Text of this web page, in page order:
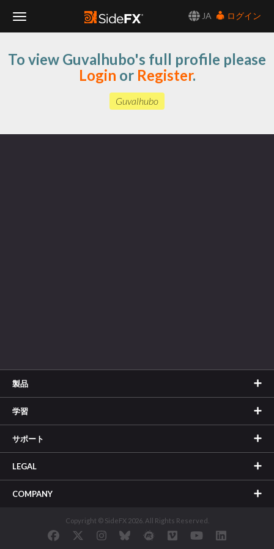
JA
ログイン
Navigation
To view Guvalhubo's full profile please
Login or Register.
Guvalhubo
製品
学習
サポート
LEGAL
COMPANY
Copyright © SideFX 2026. All Rights Reserved.